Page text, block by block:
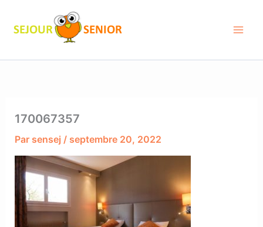
contenu
170067357
Par sensej / septembre 20, 2022